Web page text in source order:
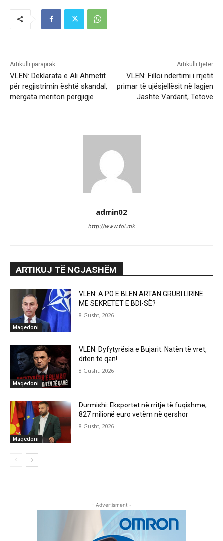
Artikulli paraprak
VLEN: Deklarata e Ali Ahmetit
për regjistrimin është skandal,
mërgata meriton përgjigje
Artikulli tjetër
VLEN: Filloi ndërtimi i rrjetit
primar të ujësjellësit në lagjen
Jashtë Vardarit, Tetovë
admin02
http://www.fol.mk
ARTIKUJ TË NGJASHËM
Maqedoni
VLEN: A PO E BLEN ARTAN GRUBI LIRINË
ME SEKRETET E BDI-SË?
8 Gusht, 2026
Maqedoni
VLEN: Dyfytyrësia e Bujarit: Natën të vret,
ditën të qan!
8 Gusht, 2026
Maqedoni
Durmishi: Eksportet në rritje të fuqishme,
827 milionë euro vetëm në qershor
8 Gusht, 2026
- Advertisment -